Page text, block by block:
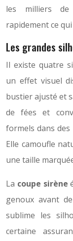
les milliers de
rapidement ce
Les grandes
Il existe quatre
un effet visuel
bustier ajusté et
de fées et
formels dans des
Elle camoufle
une taille
La coupe sirène
genoux avant
sublime les
certaine